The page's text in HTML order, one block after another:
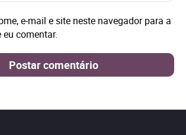
e-mail e site neste navegador para a
comentar.